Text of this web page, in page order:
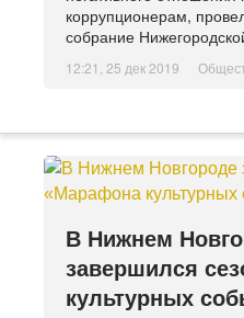
коррупционерам,
собрание
12:21, 25 дек 2019
В Нижнем
завершился
культурных